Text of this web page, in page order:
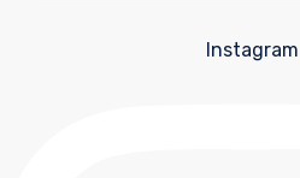
Instagram